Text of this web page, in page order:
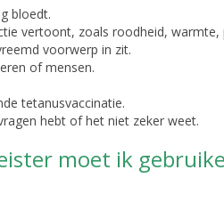
bloedt.
vertoont, zoals roodheid, warmte,
voorwerp in zit.
of mensen.
tetanusvaccinatie.
hebt of het niet zeker weet.
moet ik